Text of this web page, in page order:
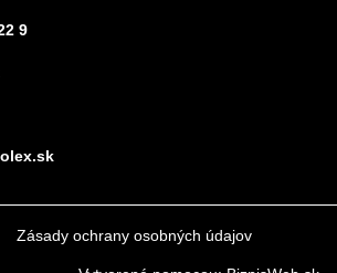
9
Zásady ochrany osobných údajov